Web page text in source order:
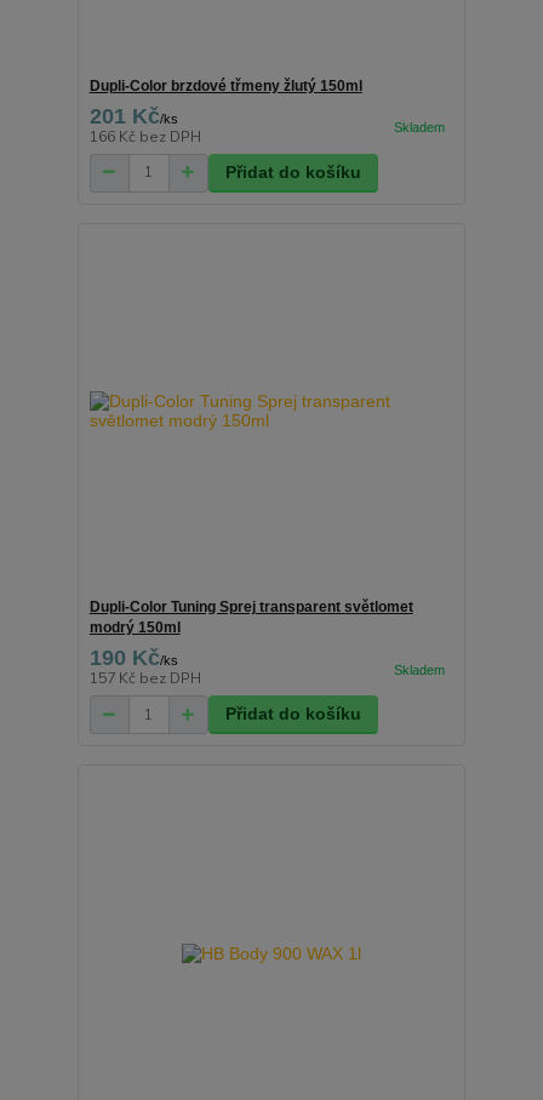
Dupli-Color brzdové třmeny žlutý 150ml
201 Kč/ks
166 Kč bez DPH
Přidat do košíku
Dupli-Color Tuning Sprej transparent světlomet
modrý 150ml
190 Kč/ks
157 Kč bez DPH
Přidat do košíku